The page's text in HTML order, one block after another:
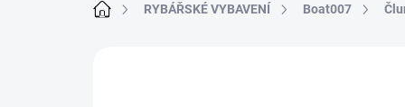
Domů RYBÁŘSKÉ VYBAVENÍ Boat007